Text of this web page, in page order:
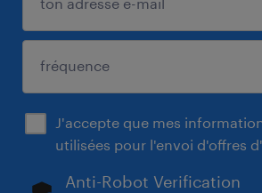
J'accepte que mes
utilisées pour l'envoi d'offres
Anti-Robot Verification